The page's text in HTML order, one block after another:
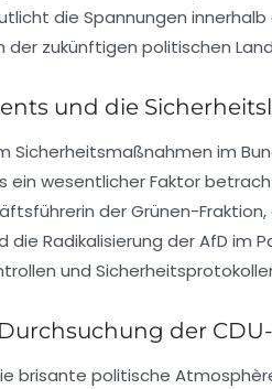
die Spannungen
der zukünftigen politischen
und die
Sicherheitsmaßnahmen im
ein wesentlicher Faktor
der Grünen-
die Radikalisierung der AfD im
und
der
brisante politische